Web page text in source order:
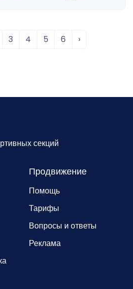
3 4 5 6 ›
секций
Продвижение
Помощь
Тарифы
Вопросы и ответы
Реклама